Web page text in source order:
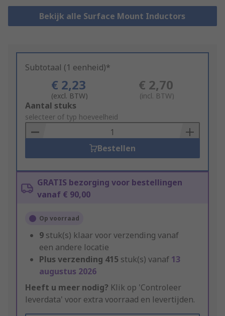
Bekijk alle Surface Mount Inductors
Subtotaal (1 eenheid)*
€ 2,23
(excl. BTW)
€ 2,70
(incl. BTW)
Add
to
Basket
Aantal stuks
selecteer of typ hoeveelheid
Bestellen
GRATIS bezorging voor bestellingen
vanaf € 90,00
Op voorraad
9 stuk(s) klaar voor verzending vanaf
een andere locatie
Plus verzending 415 stuk(s) vanaf 13
augustus 2026
Heeft u meer nodig? Klik op 'Controleer
leverdata' voor extra voorraad en levertijden.